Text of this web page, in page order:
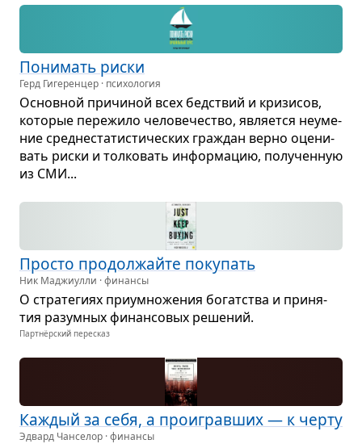
Пони­мать риски
Герд Гигеренцер · психология
Основ­ной при­чи­ной всех бед­ствий и кри­зи­сов,
кото­рые пере­жило чело­ве­че­ство, явля­ется неуме­
ние сред­не­ста­ти­сти­че­ских гра­ждан верно оце­ни­
вать риски и тол­ко­вать инфор­ма­цию, полу­чен­ную
из СМИ...
Про­сто про­дол­жайте поку­пать
Ник Маджиулли · финансы
О стра­те­гиях при­умно­же­ния богат­ства и при­ня­
тия разум­ных финан­со­вых реше­ний.
Партнёрский пересказ
Каж­дый за себя, а про­играв­ших — к черту
Эдвард Чанселор · финансы